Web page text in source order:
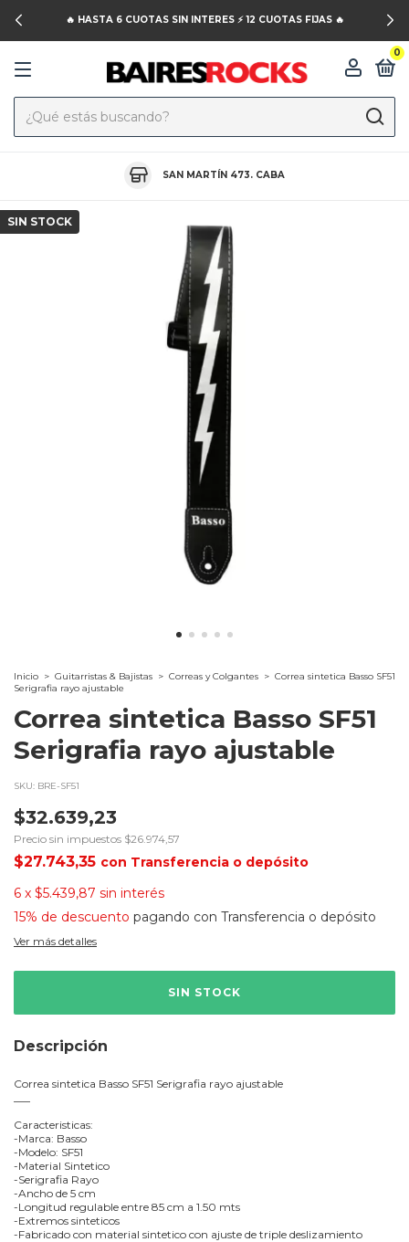
🔥 HASTA 6 CUOTAS SIN INTERES ⚡️ 12 CUOTAS FIJAS 🔥
0
SAN MARTÍN 473. CABA
SIN STOCK
Inicio > Guitarristas & Bajistas > Correas y Colgantes > Correa sintetica Basso SF51
Serigrafia rayo ajustable
Correa sintetica Basso SF51
Serigrafia rayo ajustable
SKU: BRE-SF51
$32.639,23
Precio sin impuestos $26.974,57
$27.743,35 con Transferencia o depósito
6 x $5.439,87 sin interés
15% de descuento pagando con Transferencia o depósito
Ver más detalles
Descripción
Correa sintetica Basso SF51 Serigrafia rayo ajustable
Caracteristicas:
-Marca: Basso
-Modelo: SF51
-Material Sintetico
-Serigrafia Rayo
-Ancho de 5 cm
-Longitud regulable entre 85 cm a 1.50 mts
-Extremos sinteticos
-Fabricado con material sintetico con ajuste de triple deslizamiento